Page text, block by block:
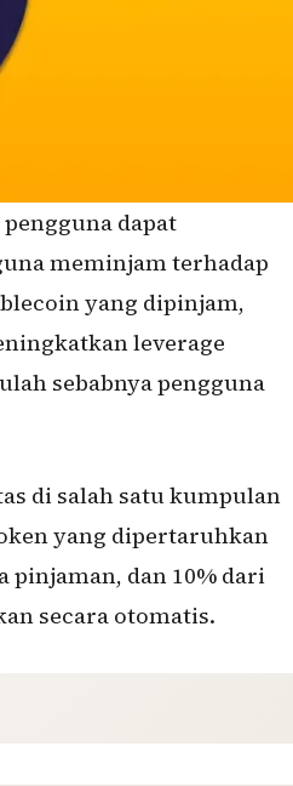
dapat
meminjam terhadap
yang dipinjam,
leverage
sebabnya pengguna
di salah satu kumpulan
yang dipertaruhkan
pinjaman, dan 10% dari
secara otomatis.